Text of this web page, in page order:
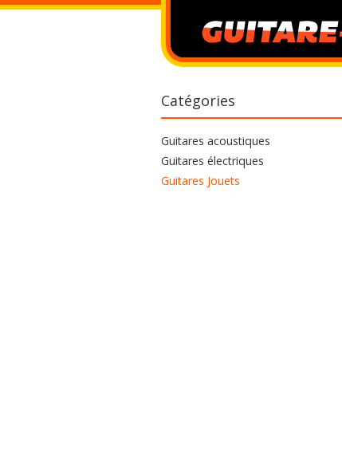
Catégories
Guitares acoustiques
Guitares électriques
Guitares Jouets